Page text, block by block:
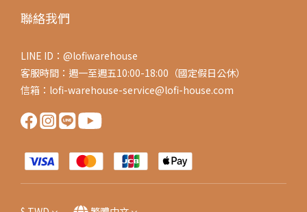
聯絡我們
LINE ID：@lofiwarehouse
客服時間：週一至週五10:00-18:00（國定假日公休）
信箱：lofi-warehouse-service@lofi-house.com